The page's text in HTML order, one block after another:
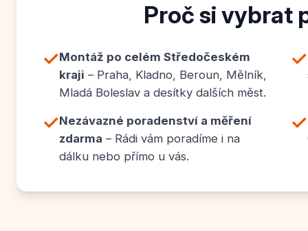
Proč si vybrat
✓Montáž po celém Středočeském
kraji – Praha, Kladno, Beroun, Mělník,
Mladá Boleslav a desítky dalších měst.
✓Nezávazné poradenství a měření
zdarma – Rádi vám poradíme i na
dálku nebo přímo u vás.
✓
✓